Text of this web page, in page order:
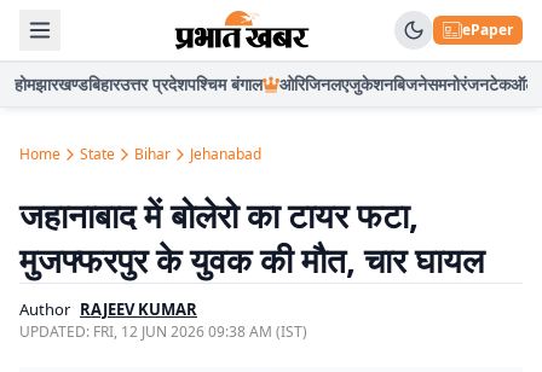
ePaper
होमझारखण्डबिहारउत्तर प्रदेशपश्चिम बंगाल ओरिजिनलएजुकेशनबिजनेसमनोरंजनटेकऑटो
Home State Bihar Jehanabad
जहानाबाद में बोलेरो का टायर फटा,
मुजफ्फरपुर के युवक की मौत, चार घायल
Author RAJEEV KUMAR
UPDATED: FRI, 12 JUN 2026 09:38 AM (IST)